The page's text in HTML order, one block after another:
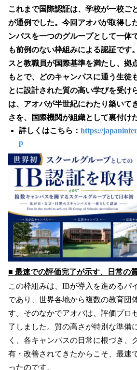
す
これまで国際認証は、学校が一校ご
が通例でした。今回アオバが取得し
ンパスを一つのグループとして一体
も前例のない枠組みによる認証です
スと教職員が国際基準を満たし、拠
もとで、どのキャンパスに通う生徒
とに設計された質の高い学びを受
は、アオバが半世紀にわたり築いて
さを、国際機関が組織として裏付け
詳しくはこちら： https://
p
■ 最速での評価完了が示す、日常の
この枠組みは、IBが導入を進めるパ
であり、世界各地から複数の教育団
す。そのなかでアオバは、評価プロ
了しました。質の高さが特別な準備
く、各キャンパスの日常に根づき、
有・改善されてきたからこそ、最速
ったのです。